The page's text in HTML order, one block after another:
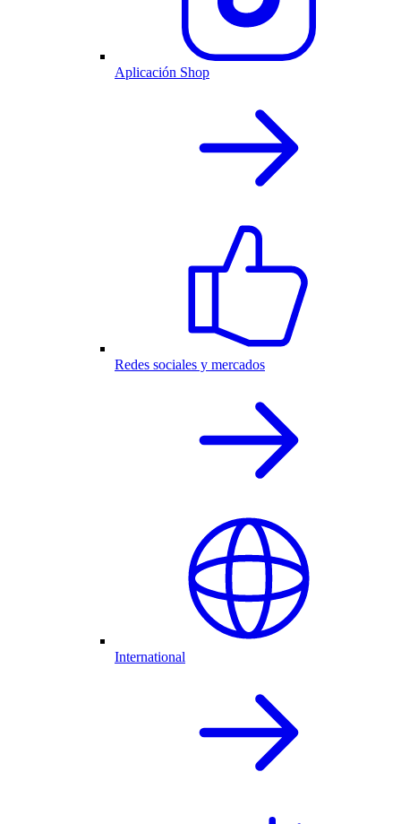
Aplicación Shop
Redes sociales y mercados
International